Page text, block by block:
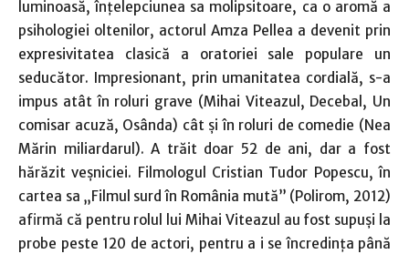
luminoasă, înţelepciunea sa molipsitoare, ca o aromă a
psihologiei oltenilor, actorul Amza Pellea a devenit prin
expresivitatea clasică a oratoriei sale populare un
seducător. Impresionant, prin umanitatea cordială, s-a
impus atât în roluri grave (Mihai Viteazul, Decebal, Un
comisar acuză, Osânda) cât şi în roluri de comedie (Nea
Mărin miliardarul). A trăit doar 52 de ani, dar a fost
hărăzit veşniciei. Filmologul Cristian Tudor Popescu, în
cartea sa „Filmul surd în România mută” (Polirom, 2012)
afirmă că pentru rolul lui Mihai Viteazul au fost supuşi la
probe peste 120 de actori, pentru a i se încredinţa până